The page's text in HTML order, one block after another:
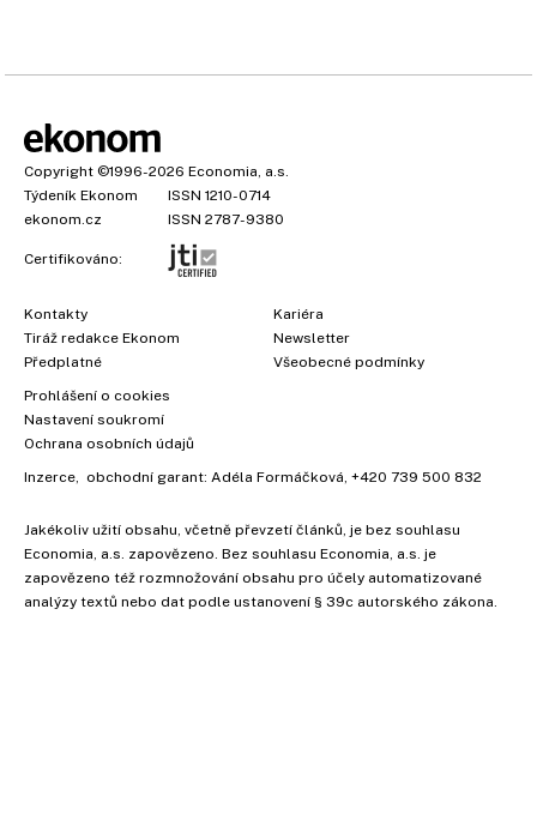
Copyright ©1996-2026 Economia, a.s.
Týdeník Ekonom
ISSN 1210-0714
ekonom.cz
ISSN 2787-9380
Certifikováno:
Kontakty
Tiráž redakce Ekonom
Předplatné
Kariéra
Newsletter
Všeobecné podmínky
Prohlášení o cookies
Nastavení soukromí
Ochrana osobních údajů
Inzerce , obchodní garant: Adéla Formáčková +420 739 500 832
Jakékoliv užití obsahu, včetně převzetí článků, je bez souhlasu
Economia, a.s. zapovězeno. Bez souhlasu Economia, a.s. je
zapovězeno též rozmnožování obsahu pro účely automatizované
analýzy textů nebo dat podle ustanovení § 39c autorského zákona.